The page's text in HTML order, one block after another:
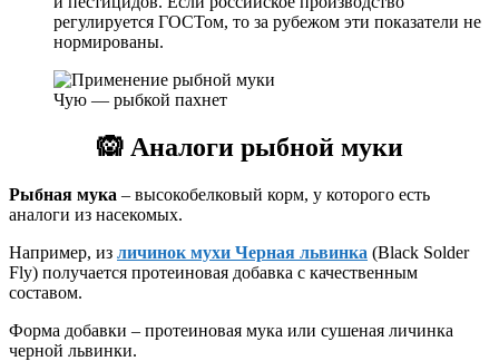
регулируется ГОСТом, то за рубежом эти показатели не
нормированы.
Чую — рыбкой пахнет
🙉Аналоги рыбной муки
Рыбная мука – высокобелковый корм, у которого есть
аналоги из насекомых.
Например, из личинок мухи Черная львинка (Black Solder
Fly) получается протеиновая добавка с качественным
составом.
Форма добавки – протеиновая мука или сушеная личинка
черной львинки.